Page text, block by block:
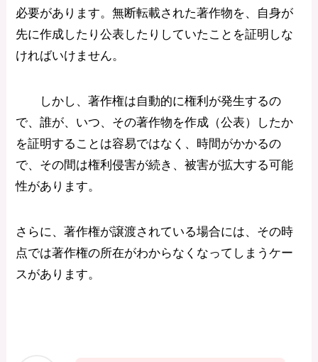
必要があります。無断転載された著作物を、自身が
先に作成したり公表したりしていたことを証明しな
ければいけません。
しかし、著作権は自動的に権利が発生するの
で、誰が、いつ、その著作物を作成（公表）したか
を証明することは容易ではなく、時間がかかるの
で、その間は権利侵害が続き、被害が拡大する可能
性があります。
さらに、著作権が譲渡されている場合には、その時
点では著作権の所在がわからなくなってしまうケー
スがあります。